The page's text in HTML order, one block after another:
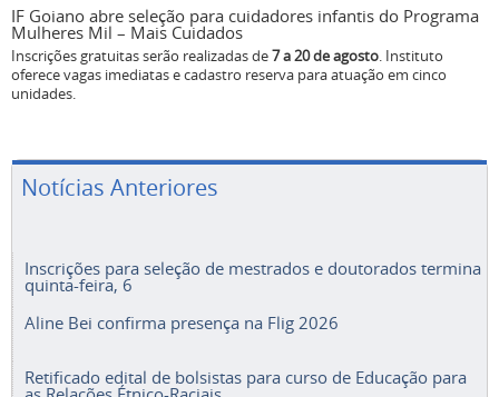
IF Goiano abre seleção para cuidadores infantis do Programa
Mulheres Mil – Mais Cuidados
Inscrições gratuitas serão realizadas de7 a 20 de agosto. Instituto
oferece vagas imediatas e cadastro reserva para atuação em cinco
unidades.
Notícias Anteriores
Inscrições para seleção de mestrados e doutorados termina
quinta-feira, 6
Aline Bei confirma presença na Flig 2026
Retificado edital de bolsistas para curso de Educação para